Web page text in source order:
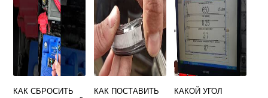
КАК СБРОСИТЬ
КАК ПОСТАВИТЬ
КАКОЙ УГОЛ